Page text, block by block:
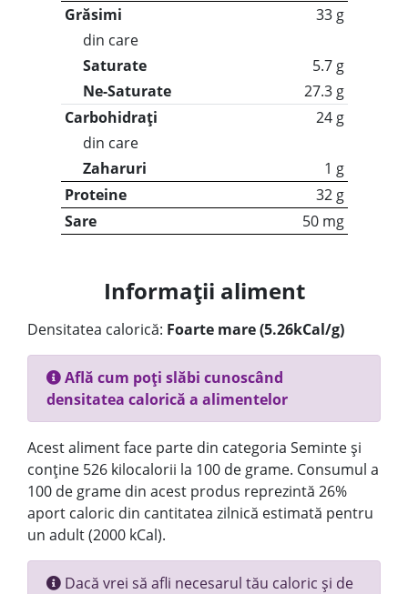
Grăsimi
33 g
din care
Saturate
5.7 g
Ne-Saturate
27.3 g
Carbohidrați
24 g
din care
Zaharuri
1 g
Proteine
32 g
Sare
50 mg
Informații aliment
Densitatea calorică: Foarte mare (5.26kCal/g)
Află cum poți slăbi cunoscând
densitatea calorică a alimentelor
Acest aliment face parte din categoria Seminte și
conține 526 kilocalorii la 100 de grame. Consumul a
100 de grame din acest produs reprezintă 26%
aport caloric din cantitatea zilnică estimată pentru
un adult (2000 kCal).
Dacă vrei să afli necesarul tău caloric și de